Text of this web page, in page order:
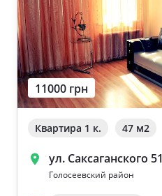
11000 грн
Квартира 1 к. 47 м2
ул. Саксаганского 51
Голосеевский район